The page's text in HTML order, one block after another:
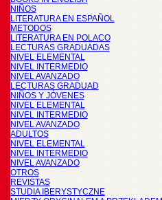
NIÑOS
LITERATURA EN ESPAÑOL
METODOS
LITERATURA EN POLACO
LECTURAS GRADUADAS
NIVEL ELEMENTAL
NIVEL INTERMEDIO
NIVEL AVANZADO
LECTURAS GRADUAD
NIÑOS Y JÓVENES
NIVEL ELEMENTAL
NIVEL INTERMEDIO
NIVEL AVANZADO
ADULTOS
NIVEL ELEMENTAL
NIVEL INTERMEDIO
NIVEL AVANZADO
OTROS
REVISTAS
STUDIA IBERYSTYCZNE